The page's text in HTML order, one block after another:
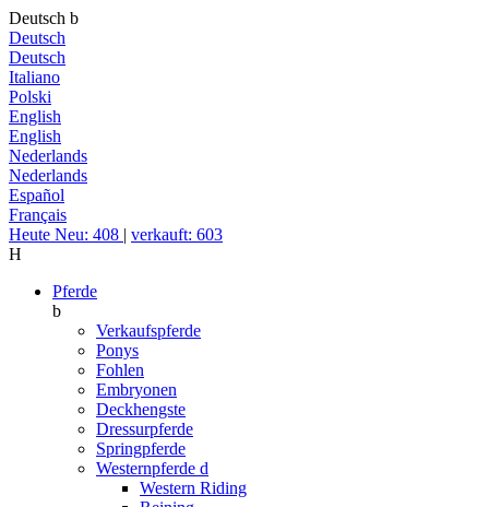
Deutsch b
Deutsch
Deutsch
Italiano
Polski
English
English
Nederlands
Nederlands
Español
Français
Heute Neu: 408 | verkauft: 603
H
Pferde
b
Verkaufspferde
Ponys
Fohlen
Embryonen
Deckhengste
Dressurpferde
Springpferde
Westernpferde d
Western Riding